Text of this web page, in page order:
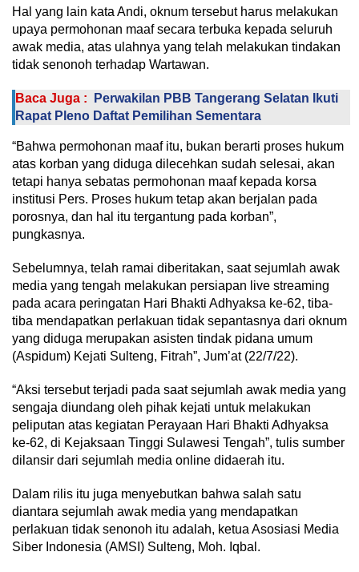
Hal yang lain kata Andi, oknum tersebut harus melakukan
upaya permohonan maaf secara terbuka kepada seluruh
awak media, atas ulahnya yang telah melakukan tindakan
tidak senonoh terhadap Wartawan.
Baca Juga :
Perwakilan PBB Tangerang Selatan Ikuti
Rapat Pleno Daftat Pemilihan Sementara
“Bahwa permohonan maaf itu, bukan berarti proses hukum
atas korban yang diduga dilecehkan sudah selesai, akan
tetapi hanya sebatas permohonan maaf kepada korsa
institusi Pers. Proses hukum tetap akan berjalan pada
porosnya, dan hal itu tergantung pada korban”,
pungkasnya.
Sebelumnya, telah ramai diberitakan, saat sejumlah awak
media yang tengah melakukan persiapan live streaming
pada acara peringatan Hari Bhakti Adhyaksa ke-62, tiba-
tiba mendapatkan perlakuan tidak sepantasnya dari oknum
yang diduga merupakan asisten tindak pidana umum
(Aspidum) Kejati Sulteng, Fitrah”, Jum’at (22/7/22).
“Aksi tersebut terjadi pada saat sejumlah awak media yang
sengaja diundang oleh pihak kejati untuk melakukan
peliputan atas kegiatan Perayaan Hari Bhakti Adhyaksa
ke-62, di Kejaksaan Tinggi Sulawesi Tengah”, tulis sumber
dilansir dari sejumlah media online didaerah itu.
Dalam rilis itu juga menyebutkan bahwa salah satu
diantara sejumlah awak media yang mendapatkan
perlakuan tidak senonoh itu adalah, ketua Asosiasi Media
Siber Indonesia (AMSI) Sulteng, Moh. Iqbal.